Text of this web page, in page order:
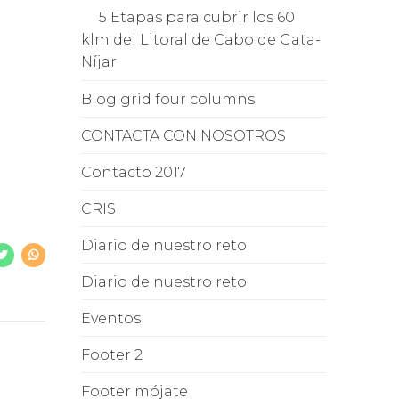
5 Etapas para cubrir los 60
klm del Litoral de Cabo de Gata-
Níjar
Blog grid four columns
CONTACTA CON NOSOTROS
Contacto 2017
CRIS
Diario de nuestro reto
Diario de nuestro reto
Eventos
Footer 2
Footer mójate